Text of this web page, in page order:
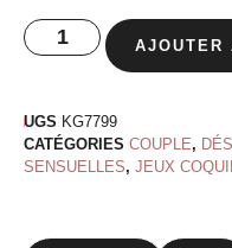
AJOUTER
UGS KG7799
CATÉGORIES COUPLE,
SENSUELLES, JEUX